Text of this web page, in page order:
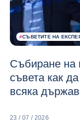
#СЪВЕТИТЕ НА
Събиране на
съвета как
всяка
23 / 07 / 2026